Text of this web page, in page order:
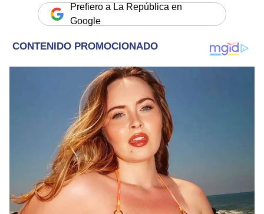
Prefiero a La República en
Google